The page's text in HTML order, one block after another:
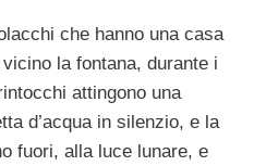
che hanno una casa
la fontana, durante i
attingono una
d’acqua in silenzio, e la
fuori, alla luce lunare, e